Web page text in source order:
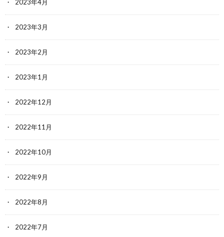
2023年4月
2023年3月
2023年2月
2023年1月
2022年12月
2022年11月
2022年10月
2022年9月
2022年8月
2022年7月